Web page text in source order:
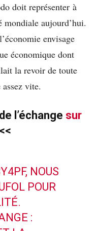
doit représenter à
mondiale aujourd’hui.
envisage
économique dont
la revoir de toute
vite.
l’échange sur
, NOUS
POUR
: